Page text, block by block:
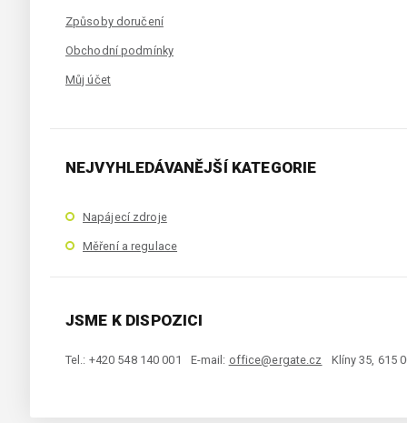
Způsoby doručení
Obchodní podmínky
Můj účet
NEJVYHLEDÁVANĚJŠÍ KATEGORIE
Napájecí zdroje
Měření a regulace
JSME K DISPOZICI
Tel.: +420 548 140 001 E-mail: office@ergate.cz Klíny 35, 615